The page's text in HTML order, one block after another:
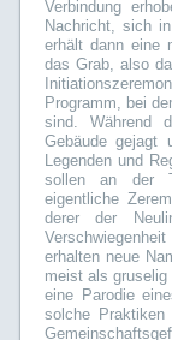
Verbindung
Nachricht, sich
erhält dann eine
das Grab, also
Programm, bei
sind. Während
Gebäude gejagt
Legenden und
sollen an der
eigentliche
derer der
erhalten neue
meist als
eine Parodie
solche Praktiken